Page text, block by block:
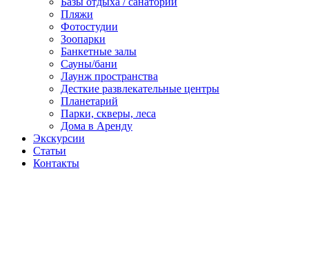
Пляжи
Фотостудии
Зоопарки
Банкетные залы
Сауны/бани
Лаунж пространства
Десткие развлекательные центры
Планетарий
Парки, скверы, леса
Дома в Аренду
Экскурсии
Статьи
Контакты